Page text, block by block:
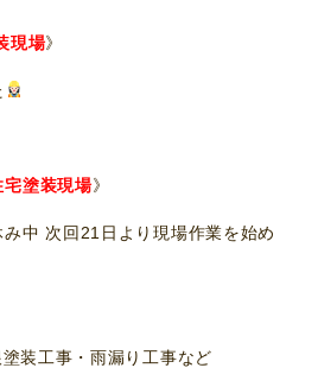
現場》
宅塗装現場》
中 次回21日より現場作業を始め
装工事・雨漏り工事など